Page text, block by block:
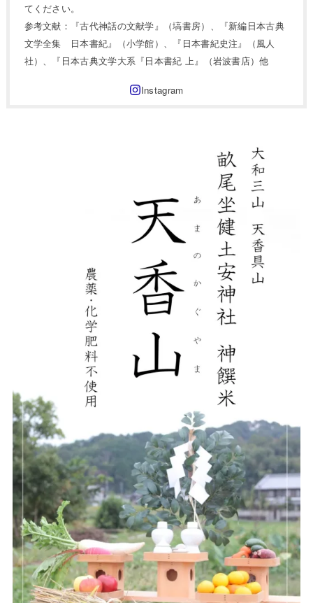
てください。
参考文献：『古代神話の文献学』（塙書房）、『新編日本古典
文学全集 日本書紀』（小学館）、『日本書紀史注』（風人
社）、『日本古典文学大系『日本書紀 上』（岩波書店）他